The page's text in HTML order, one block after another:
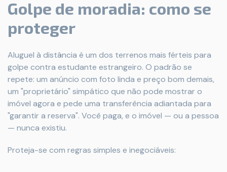
Golpe de moradia: como se
proteger
Aluguel à distância é um dos terrenos mais férteis para
golpe contra estudante estrangeiro. O padrão se
repete: um anúncio com foto linda e preço bom demais,
um "proprietário" simpático que não pode mostrar o
imóvel agora e pede uma transferência adiantada para
"garantir a reserva". Você paga, e o imóvel — ou a pessoa
— nunca existiu.
Proteja-se com regras simples e inegociáveis: